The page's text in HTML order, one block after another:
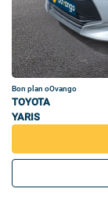
Bon plan oOvango
TOYOTA
YARIS